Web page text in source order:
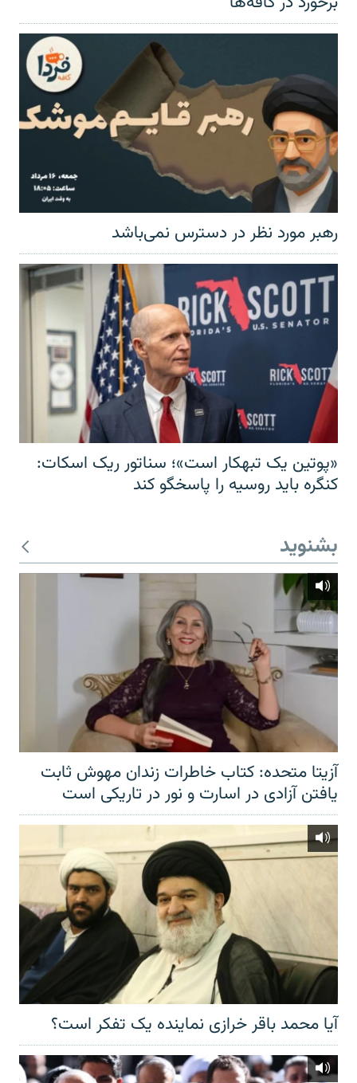
رهبر مورد نظر در دسترس نمی‌باشد
«پوتین یک تبهکار است»؛ سناتور ریک اسکات:
کنگره باید روسیه را پاسخگو کند
بشنوید
آزیتا متحده: کتاب خاطرات زندان مهوش ثابت
یافتن آزادی در اسارت و نور در تاریکی است
آیا محمد باقر خرازی نماینده یک تفکر است؟